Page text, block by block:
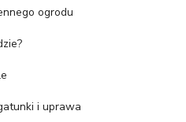
ogrodu
i uprawa